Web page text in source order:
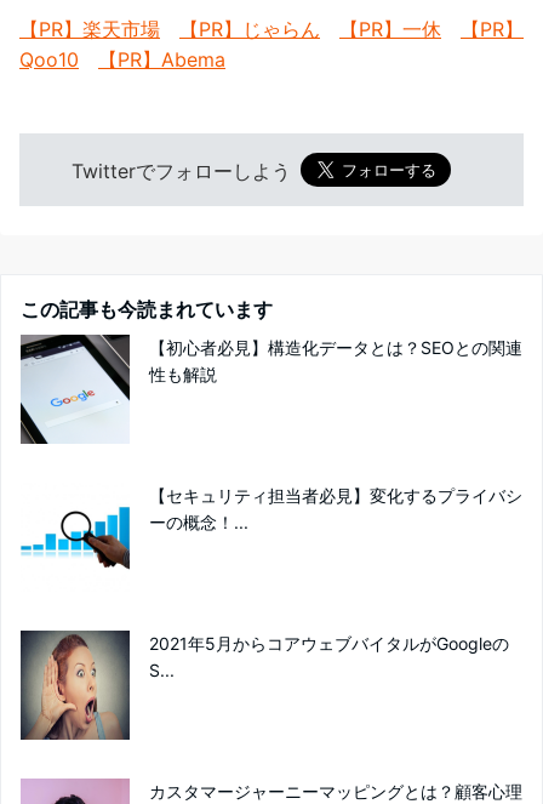
【PR】楽天市場 【PR】じゃらん 【PR】一休
【PR】
Qoo10
【PR】Abema
Twitterでフォローしよう
この記事も今読まれています
【初心者必見】構造化データとは？SEOとの関連
性も解説
【セキュリティ担当者必見】変化するプライバシ
ーの概念！...
2021年5月からコアウェブバイタルがGoogleの
S...
カスタマージャーニーマッピングとは？顧客心理